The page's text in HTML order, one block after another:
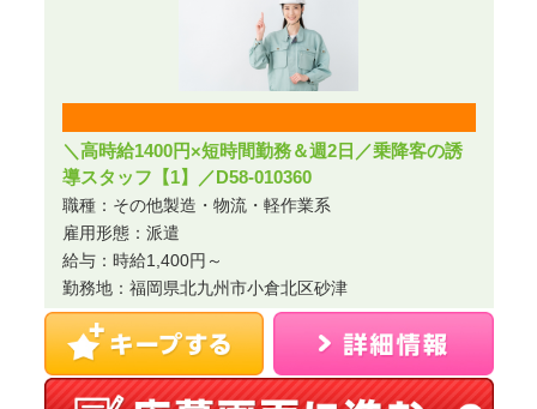
＼高時給1400円×短時間勤務＆週2日／乗降客の誘
導スタッフ【1】／D58-010360
職種：その他製造・物流・軽作業系
雇用形態：派遣
給与：時給1,400円～
勤務地：福岡県北九州市小倉北区砂津